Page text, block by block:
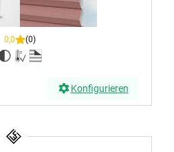
0,0 (0)
Konfigurieren